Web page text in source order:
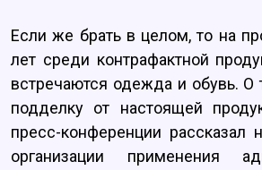
Если же брать в целом, то на
лет среди контрафактной
встречаются одежда и обувь. О
подделку от настоящей
пресс-конференции рассказал
организации применения